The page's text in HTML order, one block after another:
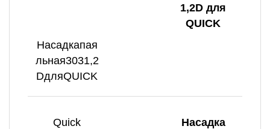
1,2D для
QUICK
Насадкапая
льная3031,2
DдляQUICK
Quick
Насадка